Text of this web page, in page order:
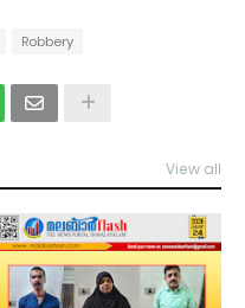
Robbery
View all